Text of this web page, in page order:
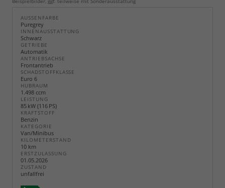
AUSSENFARBE
Puregrey
INNENAUSSTATTUNG
Schwarz
GETRIEBE
Automatik
ANTRIEBSACHSE
Frontantrieb
SCHADSTOFFKLASSE
Euro 6
HUBRAUM
1.498 ccm
LEISTUNG
85 kW (116 PS)
KRAFTSTOFF
Benzin
KATEGORIE
Van/Minibus
KILOMETERSTAND
10 km
ERSTZULASSUNG
01.05.2026
ZUSTAND
unfallfrei